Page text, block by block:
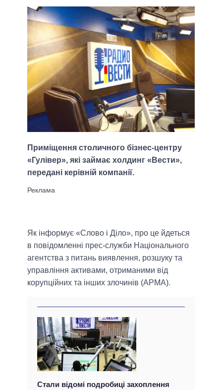
Приміщення столичного бізнес-центру
«Гулівер», які займає холдинг «Вести»,
передані керівній компанії.
Як інформує «Слово і Діло», про це йдеться
в повідомленні прес-служби Національного
агентства з питань виявлення, розшуку та
управління активами, отриманими від
корупційних та інших злочинів (АРМА).
Стали відомі подробиці захоплення